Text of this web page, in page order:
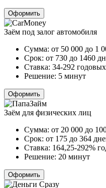
Оформить
Заём под залог автомобиля
Сумма: от 50 000 до 1
Срок: от 730 до 1460
Ставка: 34-292 годовых
Решение: 5 минут
Оформить
Заём для физических лиц
Сумма: от 20 000 до
Срок: от 175 до 364
Ставка: 164,25-292%
Решение: 20 минут
Оформить